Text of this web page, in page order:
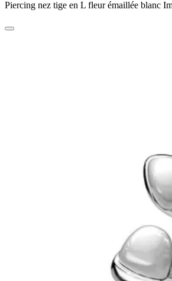
Piercing nez tige en L fleur émaillée blanc